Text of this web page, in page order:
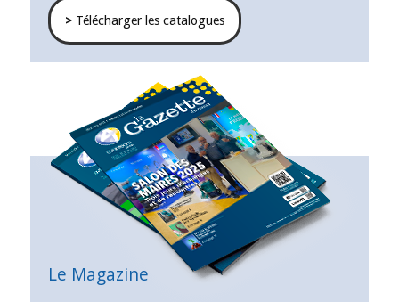
>Télécharger les catalogues
Le Magazine